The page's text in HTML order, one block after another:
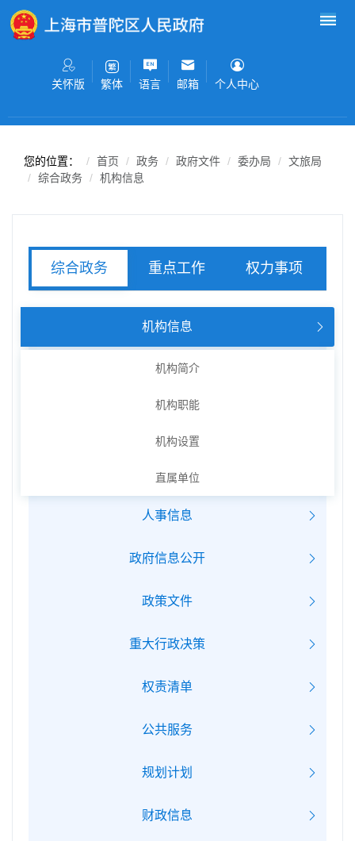
无障碍操作说明
关怀版 繁体 语言 邮箱 个人中心
您的位置： 首页 政务 政府文件 委办局
文旅局
综合政务
机构信息
综合政务 重点工作 权力事项
机构信息
机构简介
机构职能
机构设置
直属单位
人事信息
政府信息公开
政策文件
重大行政决策
权责清单
公共服务
规划计划
财政信息